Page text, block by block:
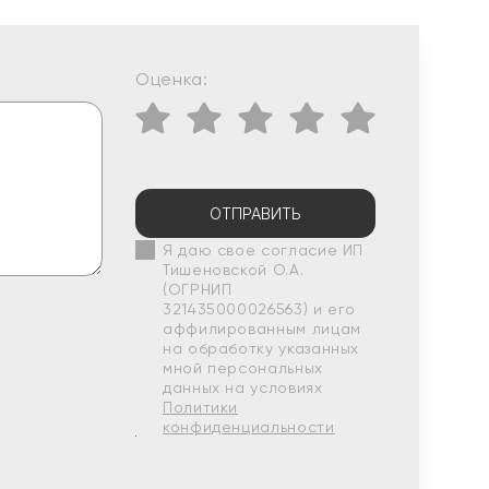
Оценка:
ОТПРАВИТЬ
Я даю свое согласие ИП
Тишеновской О.А.
(ОГРНИП
321435000026563) и его
аффилированным лицам
на обработку указанных
мной персональных
данных на условиях
Политики
конфиденциальности